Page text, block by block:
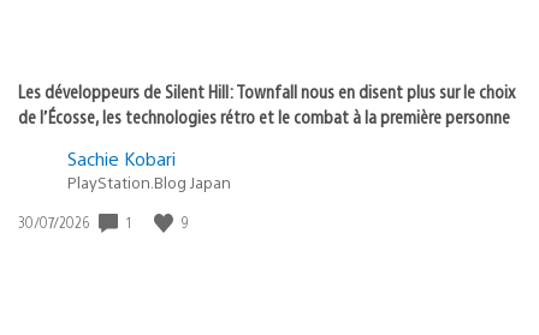
Les développeurs de Silent Hill: Townfall nous en disent plus sur le choix
de l’Écosse, les technologies rétro et le combat à la première personne
Sachie Kobari
PlayStation.Blog Japan
Date
30/07/2026 1 9